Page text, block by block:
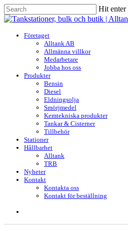
Skip
to
content
Hit enter
Close
search
Menu
Företaget
Alltank AB
Allmänna villkor
Medarbetare
Jobba hos oss
Produkter
Bensin
Diesel
Eldningsolja
Smörjmedel
Kemtekniska produkter
Tankar & Cisterner
Tillbehör
Stationer
Hållbarhet
Alltank
TRB
Nyheter
Kontakt
Kontakta oss
Kontakt för beställning